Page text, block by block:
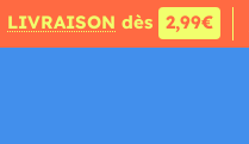
LIVRAISON dès 2,99€